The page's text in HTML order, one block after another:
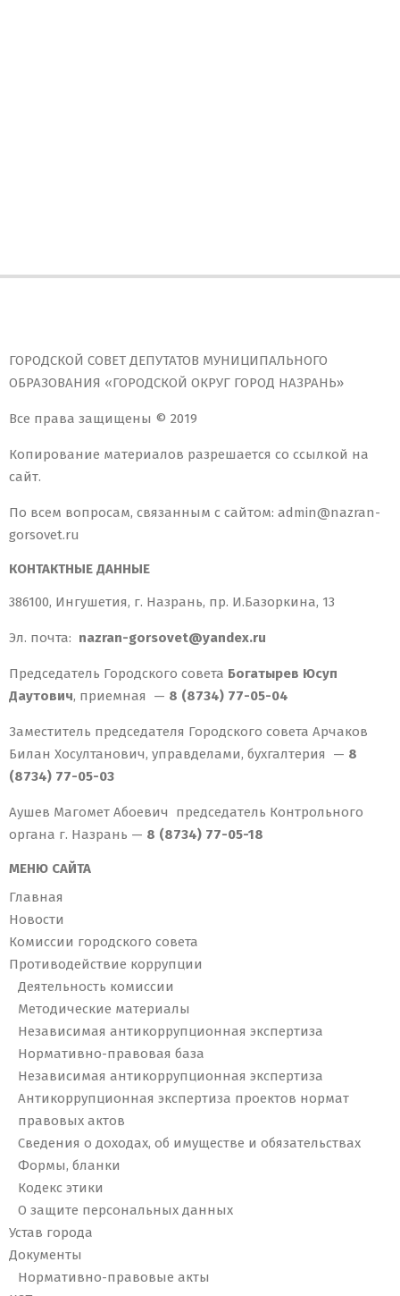
ГОРОДСКОЙ СОВЕТ ДЕПУТАТОВ МУНИЦИПАЛЬНОГО
ОБРАЗОВАНИЯ «ГОРОДСКОЙ ОКРУГ ГОРОД НАЗРАНЬ»
Все права защищены © 2019
Копирование материалов разрешается со ссылкой на
сайт.
По всем вопросам, связанным с сайтом: admin@nazran-
gorsovet.ru
КОНТАКТНЫЕ ДАННЫЕ
386100, Ингушетия, г. Назрань, пр. И.Базоркина, 13
Эл. почта: nazran-gorsovet@yandex.ru
Председатель Городского совета Богатырев Юсуп
Даутович, приемная — 8 (8734) 77-05-04
Заместитель председателя Городского совета Арчаков
Билан Хосултанович, управделами, бухгалтерия — 8
(8734) 77-05-03
Аушев Магомет Абоевич председатель Контрольного
органа г. Назрань — 8 (8734) 77-05-18
МЕНЮ САЙТА
Главная
Новости
Комиссии городского совета
Противодействие коррупции
Деятельность комиссии
Методические материалы
Независимая антикоррупционная экспертиза
Нормативно-правовая база
Независимая антикоррупционная экспертиза
Антикоррупционная экспертиза проектов нормат
правовых актов
Сведения о доходах, об имуществе и обязательствах
Формы, бланки
Кодекс этики
О защите персональных данных
Устав города
Документы
Нормативно-правовые акты